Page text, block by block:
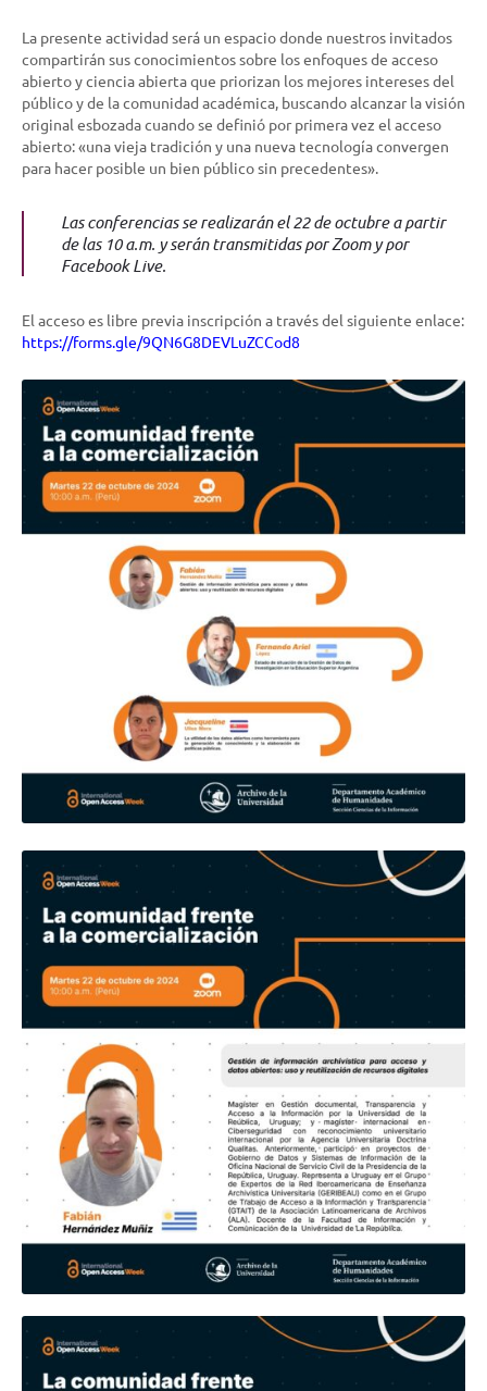
La presente actividad será un espacio donde nuestros invitados
compartirán sus conocimientos sobre los enfoques de acceso
abierto y ciencia abierta que priorizan los mejores intereses del
público y de la comunidad académica, buscando alcanzar la visión
original esbozada cuando se definió por primera vez el acceso
abierto: «una vieja tradición y una nueva tecnología convergen
para hacer posible un bien público sin precedentes».
Las conferencias se realizarán el 22 de octubre a partir
de las 10 a.m. y serán transmitidas por Zoom y por
Facebook Live.
El acceso es libre previa inscripción a través del siguiente enlace:
https://forms.gle/9QN6G8DEVLuZCCod8